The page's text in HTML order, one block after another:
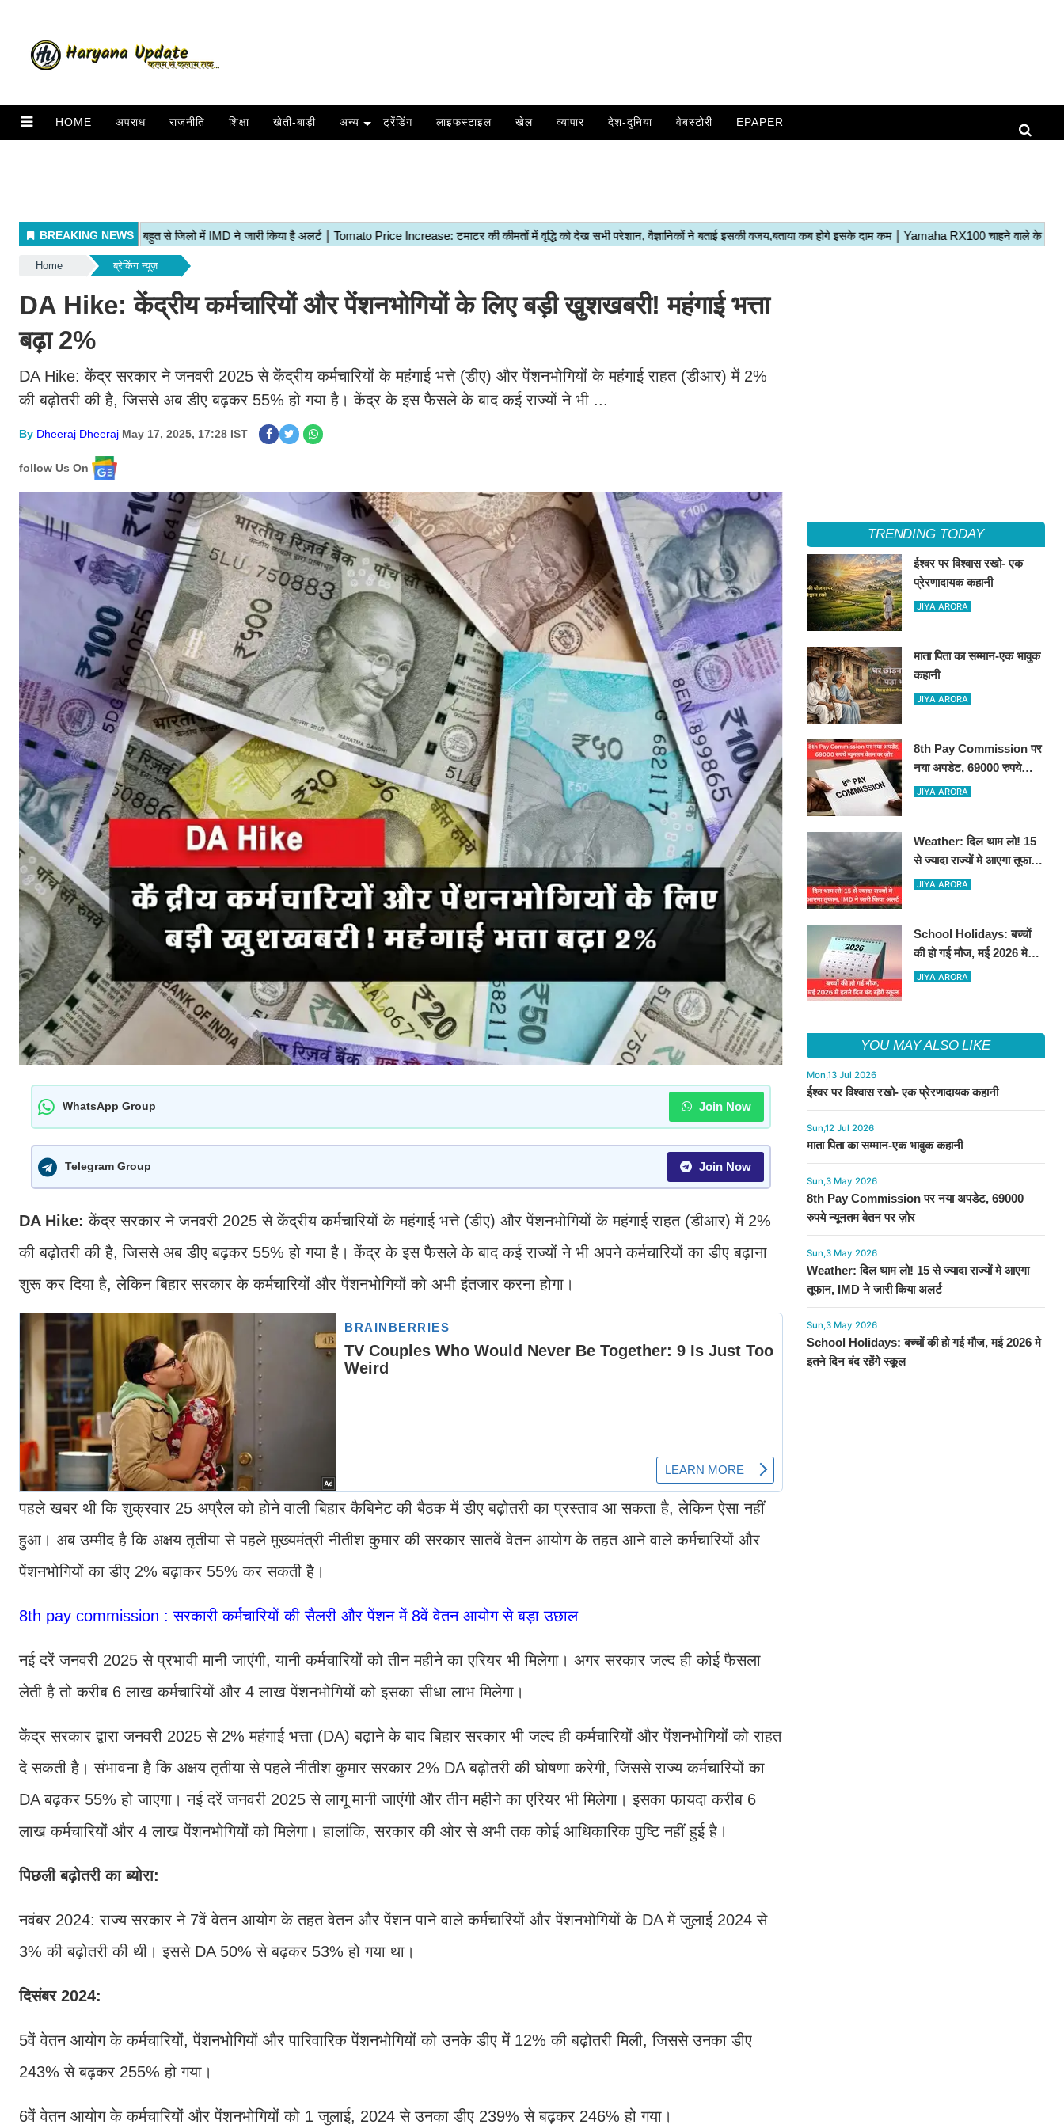
HOME अपराध राजनीति शिक्षा खेती-बाड़ी अन्य ट्रेंडिंग लाइफस्टाइल खेल व्यापार देश-दुनिया वेबस्टोरी EPAPER
Home ब्रेकिंग न्यूज़
DA Hike: केंद्रीय कर्मचारियों और पेंशनभोगियों के लिए बड़ी खुशखबरी! महंगाई भत्ता
बढ़ा 2%
DA Hike: केंद्र सरकार ने जनवरी 2025 से केंद्रीय कर्मचारियों के महंगाई भत्ते (डीए) और पेंशनभोगियों के महंगाई राहत (डीआर) में 2%
की बढ़ोतरी की है, जिससे अब डीए बढ़कर 55% हो गया है। केंद्र के इस फैसले के बाद कई राज्यों ने भी ...
By Dheeraj Dheeraj May 17, 2025, 17:28 IST
follow Us On
WhatsApp Group Join Now
Telegram Group Join Now
DA Hike: केंद्र सरकार ने जनवरी 2025 से केंद्रीय कर्मचारियों के महंगाई भत्ते (डीए) और पेंशनभोगियों के महंगाई राहत (डीआर) में 2%
की बढ़ोतरी की है, जिससे अब डीए बढ़कर 55% हो गया है। केंद्र के इस फैसले के बाद कई राज्यों ने भी अपने कर्मचारियों का डीए बढ़ाना
शुरू कर दिया है, लेकिन बिहार सरकार के कर्मचारियों और पेंशनभोगियों को अभी इंतजार करना होगा।
पहले खबर थी कि शुक्रवार 25 अप्रैल को होने वाली बिहार कैबिनेट की बैठक में डीए बढ़ोतरी का प्रस्ताव आ सकता है, लेकिन ऐसा नहीं
हुआ। अब उम्मीद है कि अक्षय तृतीया से पहले मुख्यमंत्री नीतीश कुमार की सरकार सातवें वेतन आयोग के तहत आने वाले कर्मचारियों और
पेंशनभोगियों का डीए 2% बढ़ाकर 55% कर सकती है।
8th pay commission : सरकारी कर्मचारियों की सैलरी और पेंशन में 8वें वेतन आयोग से बड़ा उछाल
नई दरें जनवरी 2025 से प्रभावी मानी जाएंगी, यानी कर्मचारियों को तीन महीने का एरियर भी मिलेगा। अगर सरकार जल्द ही कोई फैसला
लेती है तो करीब 6 लाख कर्मचारियों और 4 लाख पेंशनभोगियों को इसका सीधा लाभ मिलेगा।
केंद्र सरकार द्वारा जनवरी 2025 से 2% महंगाई भत्ता (DA) बढ़ाने के बाद बिहार सरकार भी जल्द ही कर्मचारियों और पेंशनभोगियों को राहत
दे सकती है। संभावना है कि अक्षय तृतीया से पहले नीतीश कुमार सरकार 2% DA बढ़ोतरी की घोषणा करेगी, जिससे राज्य कर्मचारियों का
DA बढ़कर 55% हो जाएगा। नई दरें जनवरी 2025 से लागू मानी जाएंगी और तीन महीने का एरियर भी मिलेगा। इसका फायदा करीब 6
लाख कर्मचारियों और 4 लाख पेंशनभोगियों को मिलेगा। हालांकि, सरकार की ओर से अभी तक कोई आधिकारिक पुष्टि नहीं हुई है।
पिछली बढ़ोतरी का ब्योरा:
नवंबर 2024: राज्य सरकार ने 7वें वेतन आयोग के तहत वेतन और पेंशन पाने वाले कर्मचारियों और पेंशनभोगियों के DA में जुलाई 2024 से
3% की बढ़ोतरी की थी। इससे DA 50% से बढ़कर 53% हो गया था।
दिसंबर 2024:
5वें वेतन आयोग के कर्मचारियों, पेंशनभोगियों और पारिवारिक पेंशनभोगियों को उनके डीए में 12% की बढ़ोतरी मिली, जिससे उनका डीए
243% से बढ़कर 255% हो गया।
6वें वेतन आयोग के कर्मचारियों और पेंशनभोगियों को 1 जुलाई, 2024 से उनका डीए 239% से बढ़कर 246% हो गया।
TRENDING TODAY
ईश्वर पर विश्वास रखो- एक
प्रेरणादायक कहानी
JIYA ARORA
माता पिता का सम्मान-एक भावुक
कहानी
JIYA ARORA
8th Pay Commission पर
नया अपडेट, 69000 रुपये
न्यूनतम वेतन पर ज़ोर
JIYA ARORA
Weather: दिल थाम लो! 15
से ज्यादा राज्यों मे आएगा तूफान,
IMD ने जारी किया अलर्ट
JIYA ARORA
School Holidays: बच्चों
की हो गई मौज, मई 2026 मे
इतने दिन बंद रहेंगे स्कूल
JIYA ARORA
YOU MAY ALSO LIKE
Mon,13 Jul 2026
ईश्वर पर विश्वास रखो- एक प्रेरणादायक कहानी
Sun,12 Jul 2026
माता पिता का सम्मान-एक भावुक कहानी
Sun,3 May 2026
8th Pay Commission पर नया अपडेट, 69000
रुपये न्यूनतम वेतन पर ज़ोर
Sun,3 May 2026
Weather: दिल थाम लो! 15 से ज्यादा राज्यों मे आएगा
तूफान, IMD ने जारी किया अलर्ट
Sun,3 May 2026
School Holidays: बच्चों की हो गई मौज, मई 2026 मे
इतने दिन बंद रहेंगे स्कूल